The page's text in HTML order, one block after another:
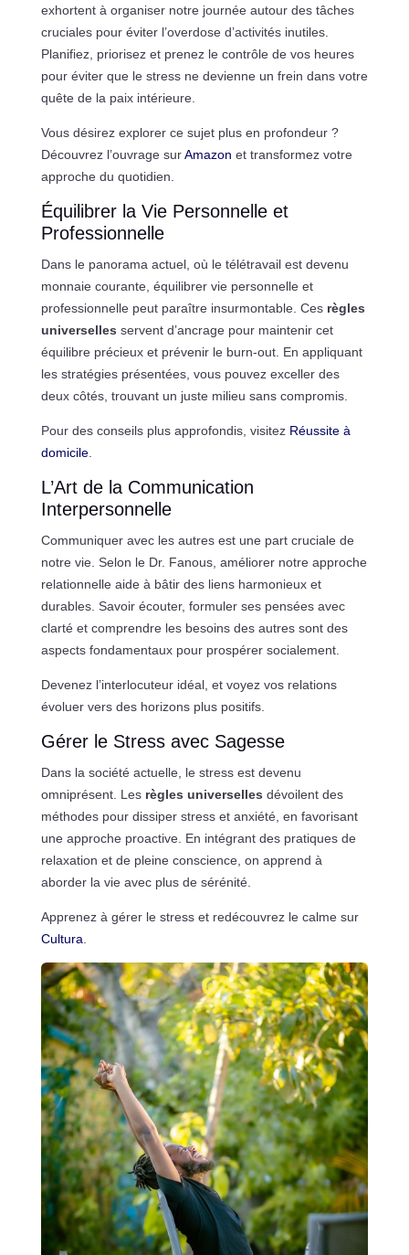
exhortent à organiser notre journée autour des tâches
cruciales pour éviter l’overdose d’activités inutiles.
Planifiez, priorisez et prenez le contrôle de vos heures
pour éviter que le stress ne devienne un frein dans votre
quête de la paix intérieure.
Vous désirez explorer ce sujet plus en profondeur ?
Découvrez l’ouvrage surAmazon et transformez votre
approche du quotidien.
Équilibrer la Vie Personnelle et
Professionnelle
Dans le panorama actuel, où le télétravail est devenu
monnaie courante, équilibrer vie personnelle et
professionnelle peut paraître insurmontable. Ces règles
universelles servent d’ancrage pour maintenir cet
équilibre précieux et prévenir le burn-out. En appliquant
les stratégies présentées, vous pouvez exceller des
deux côtés, trouvant un juste milieu sans compromis.
Pour des conseils plus approfondis, visitez Réussite à
domicile.
L’Art de la Communication
Interpersonnelle
Communiquer avec les autres est une part cruciale de
notre vie. Selon le Dr. Fanous, améliorer notre approche
relationnelle aide à bâtir des liens harmonieux et
durables. Savoir écouter, formuler ses pensées avec
clarté et comprendre les besoins des autres sont des
aspects fondamentaux pour prospérer socialement.
Devenez l’interlocuteur idéal, et voyez vos relations
évoluer vers des horizons plus positifs.
Gérer le Stress avec Sagesse
Dans la société actuelle, le stress est devenu
omniprésent. Les règles universelles dévoilent des
méthodes pour dissiper stress et anxiété, en favorisant
une approche proactive. En intégrant des pratiques de
relaxation et de pleine conscience, on apprend à
aborder la vie avec plus de sérénité.
Apprenez à gérer le stress et redécouvrez le calme sur
Cultura